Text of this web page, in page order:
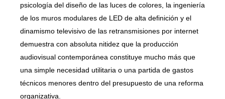
psicología del diseño de las luces de colores, la ingeniería
de los muros modulares de LED de alta definición y el
dinamismo televisivo de las retransmisiones por internet
demuestra con absoluta nitidez que la producción
audiovisual contemporánea constituye mucho más que
una simple necesidad utilitaria o una partida de gastos
técnicos menores dentro del presupuesto de una reforma
organizativa.